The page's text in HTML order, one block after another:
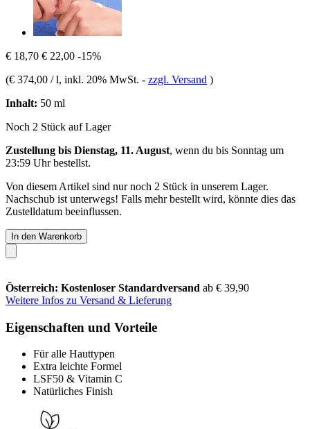
€ 18,70 € 22,00 -15%
(€ 374,00 / l, inkl. 20% MwSt. - zzgl. Versand )
Inhalt: 50 ml
Noch 2 Stück auf Lager
Zustellung bis Dienstag, 11. August, wenn du bis Sonntag um
23:59 Uhrbestellst.
Von diesem Artikel sind nur noch 2 Stück in unserem Lager.
Nachschub ist unterwegs! Falls mehr bestellt wird, könnte dies das
Zustelldatum beeinflussen.
In den Warenkorb
Österreich: Kostenloser Standardversand ab € 39,90
Weitere Infos zu Versand & Lieferung
Eigenschaften und Vorteile
Für alle Hauttypen
Extra leichte Formel
LSF50 & Vitamin C
Natürliches Finish